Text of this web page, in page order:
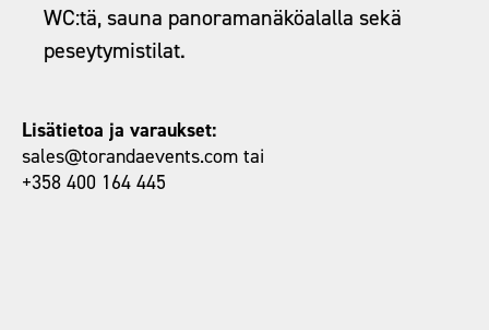
WC:tä, sauna panoramanäköalalla sekä
peseytymistilat.
Lisätietoa ja varaukset:
sales@torandaevents.com tai
+358 400 164 445